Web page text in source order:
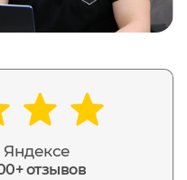
Яндексе
отзывов